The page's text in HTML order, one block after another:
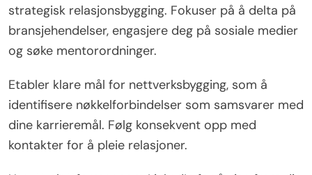
strategisk relasjonsbygging. Fokuser på å delta på
bransjehendelser, engasjere deg på sosiale medier
og søke mentorordninger.
Etabler klare mål for nettverksbygging, som å
identifisere nøkkelforbindelser som samsvarer med
dine karrieremål. Følg konsekvent opp med
kontakter for å pleie relasjoner.